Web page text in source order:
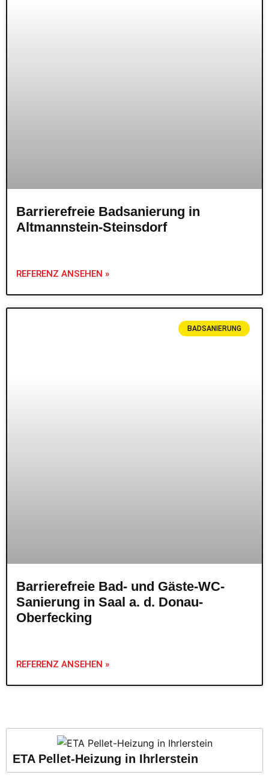
Barrierefreie Badsanierung in
Altmannstein-Steinsdorf
REFERENZ ANSEHEN »
BADSANIERUNG
Barrierefreie Bad- und Gäste-WC-
Sanierung in Saal a. d. Donau-
Oberfecking
REFERENZ ANSEHEN »
ETA Pellet-Heizung in Ihrlerstein